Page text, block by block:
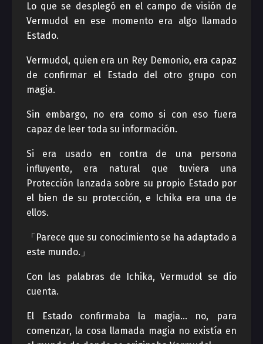
Lo que se desplegó en el campo de visión de
Vermudol en ese momento era algo llamado
Estado.
Vermudol, quien era un Rey Demonio, era capaz
de confirmar el Estado del otro grupo con
magia.
Sin embargo, no era como si con eso fuera
capaz de leer toda su información.
Si era usado en contra de una persona
influyente, era natural que tuviera una
Protección lanzada sobre su propio Estado por
el bien de su protección, e Ichika era una de
ellos.
「Parece que su conocimiento se ha adaptado a
este mundo.」
Con las palabras de Ichika, Vermudol se dio
cuenta.
El Estado confirmaba la magia… no, para
comenzar, la cosa llamada magia no existía en